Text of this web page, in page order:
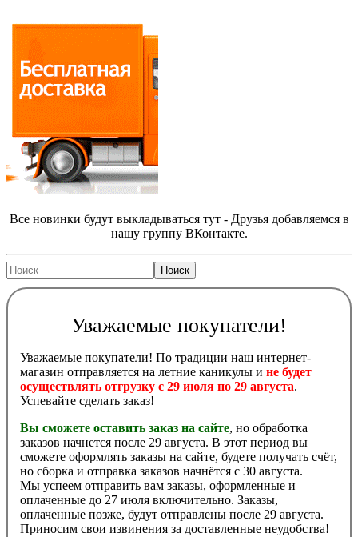
Все новинки будут выкладываться тут - Друзья добавляемся в
нашу группу ВКонтакте.
Уважаемые покупатели!
Уважаемые покупатели! По традиции наш интернет-
магазин отправляется на летние каникулы и не будет
осуществлять отгрузку с 29 июля по 29 августа.
Успевайте сделать заказ!
Вы сможете оставить заказ на сайте, но обработка
заказов начнется после 29 августа. В этот период вы
сможете оформлять заказы на сайте, будете получать счёт,
но сборка и отправка заказов начнётся с 30 августа.
Мы успеем отправить вам заказы, оформленные и
оплаченные до 27 июля включительно. Заказы,
оплаченные позже, будут отправлены после 29 августа.
Приносим свои извинения за доставленные неудобства!